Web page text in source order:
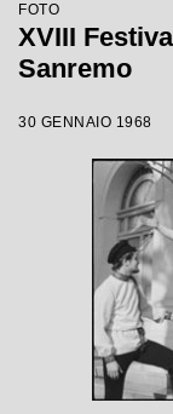
FOTO
XVIII
Sanremo
30 GENNAIO 1968